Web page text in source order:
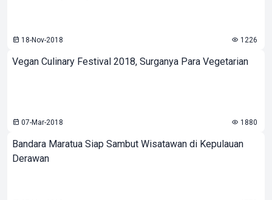
18-Nov-2018 1226
Vegan Culinary Festival 2018, Surganya Para Vegetarian
07-Mar-2018 1880
Bandara Maratua Siap Sambut Wisatawan di Kepulauan
Derawan